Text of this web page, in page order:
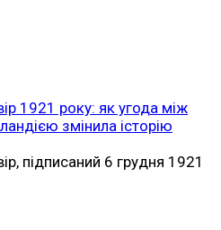
1921 року: як угода між
змінила історію
підписаний 6 грудня 1921